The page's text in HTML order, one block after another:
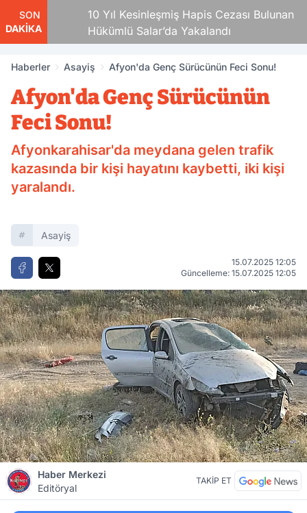
SON
DAKİKA
10 Yıl Kesinleşmiş Hapis Cezası Bulunan
Hükümlü Salar’da Yakalandı
Haberler Asayiş Afyon'da Genç Sürücünün Feci Sonu!
Afyon'da Genç Sürücünün
Feci Sonu!
Afyonkarahisar'da meydana gelen trafik
kazasında bir kişi hayatını kaybetti, iki kişi
yaralandı.
Asayiş
15.07.2025 12:05
Güncelleme: 15.07.2025 12:05
Haber Merkezi
Editöryal
TAKİP ET